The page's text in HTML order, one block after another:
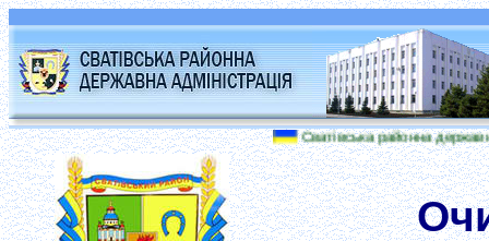
Сватівська районна державна